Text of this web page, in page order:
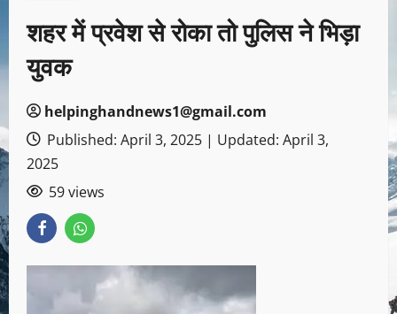
शहर में प्रवेश से रोका तो पुलिस ने भिड़ा
युवक
helpinghandnews1@gmail.com
Published: April 3, 2025 | Updated: April 3,
2025
59 views